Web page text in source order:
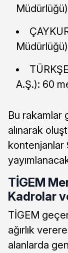
A.Ş.): 60
Bu rakamlar
alınarak
kontenjanlar
TİGEM
Kadrolar
TİGEM
ağırlık
alanlarda